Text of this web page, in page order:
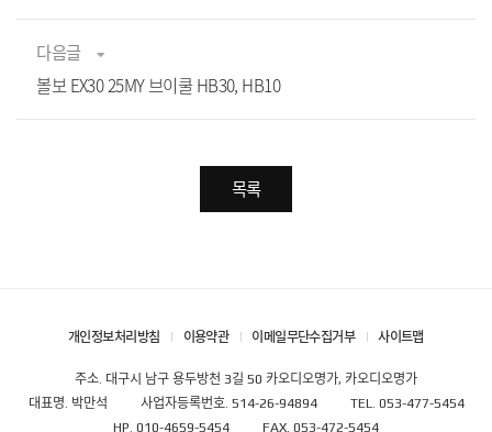
다음글
볼보 EX30 25MY 브이쿨 HB30, HB10
목록
개인정보처리방침 이용약관 이메일무단수집거부 사이트맵
주소. 대구시 남구 용두방천 3길 50 카오디오명가, 카오디오명가
대표명. 박만석
사업자등록번호. 514-26-94894
TEL. 053-477-5454
HP. 010-4659-5454
FAX. 053-472-5454